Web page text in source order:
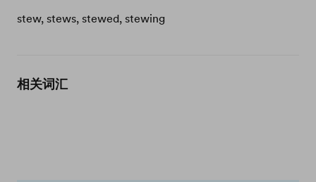
stew, stews, stewed, stewing
相关词汇